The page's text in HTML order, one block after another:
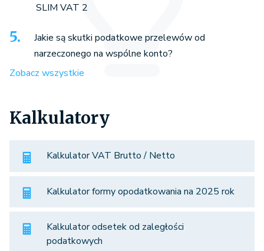
SLIM VAT 2
Jakie są skutki podatkowe przelewów od
narzeczonego na wspólne konto?
Zobacz wszystkie
Kalkulatory
Kalkulator VAT Brutto / Netto
Kalkulator formy opodatkowania na 2025 rok
Kalkulator odsetek od zaległości
podatkowych